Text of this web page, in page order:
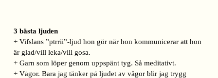
3 bästa ljuden
+ Vifslans ”ptrrii”-ljud hon gör när hon kommunicerar att hon
är glad/vill leka/vill gosa.
+ Garn som löper genom uppspänt tyg. Så meditativt.
+ Vågor. Bara jag tänker på ljudet av vågor blir jag trygg